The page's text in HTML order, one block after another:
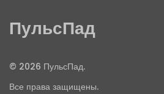
ПульсПад
© 2026 ПульсПад.
Все права защищены.